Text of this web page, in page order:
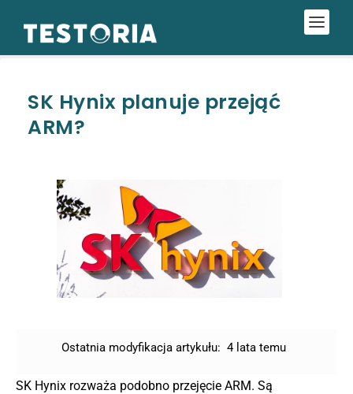
SK Hynix planuje przejąć
ARM?
Ostatnia modyfikacja artykułu: 4 lata temu
SK Hynix rozważa podobno przejęcie ARM. Są